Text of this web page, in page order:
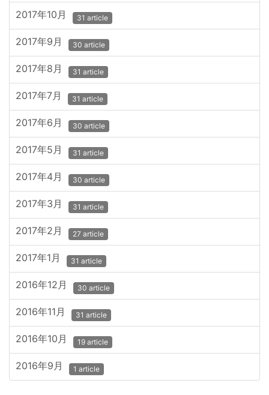
2017年10月 31 article
2017年9月 30 article
2017年8月 31 article
2017年7月 31 article
2017年6月 30 article
2017年5月 31 article
2017年4月 30 article
2017年3月 31 article
2017年2月 27 article
2017年1月 31 article
2016年12月 30 article
2016年11月 31 article
2016年10月 19 article
2016年9月 1 article